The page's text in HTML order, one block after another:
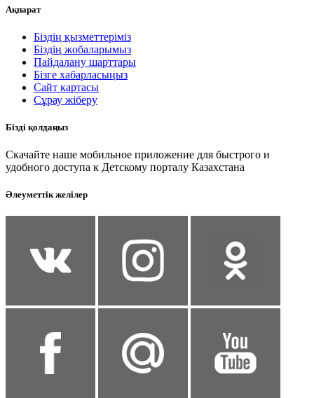
Ақпарат
Біздің қызметтеріміз
Біздің жобаларымыз
Пайдалану шарттары
Бізге хабарласыңыз
Сайт картасы
Сұрау жіберу
Бізді қолдаңыз
Скачайте наше мобильное приложение для быстрого и
удобного доступа к Детскому порталу Казахстана
Әлеуметтік желілер